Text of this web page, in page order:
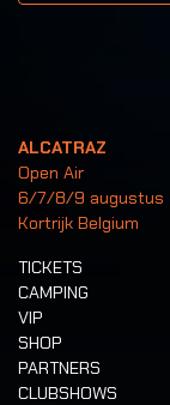
ALCATRAZ
Open Air
6/7/8/9 augustus
Kortrijk Belgium
TICKETS
CAMPING
VIP
SHOP
PARTNERS
CLUBSHOWS